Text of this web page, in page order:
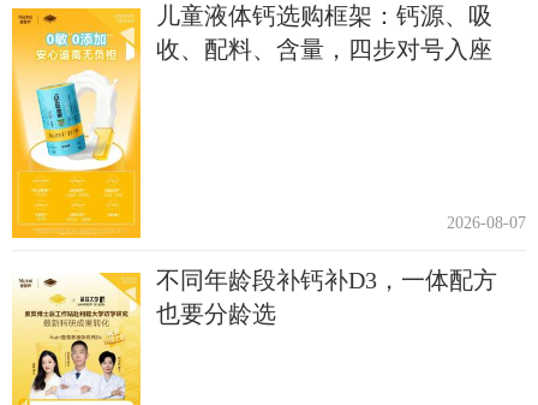
儿童液体钙选购框架：钙源、吸
收、配料、含量，四步对号入座
2026-08-07
不同年龄段补钙补D3，一体配方
也要分龄选